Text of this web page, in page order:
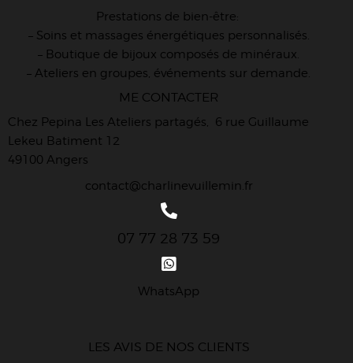
Prestations de bien-être:
– Soins et massages énergétiques personnalisés.
– Boutique de bijoux composés de minéraux.
– Ateliers en groupes, événements sur demande.
ME CONTACTER
Chez Pepina Les Ateliers partagés, 6 rue Guillaume
Lekeu Batiment 12
49100 Angers
contact@charlinevuillemin.fr
07 77 28 73 59
WhatsApp
LES AVIS DE NOS CLIENTS